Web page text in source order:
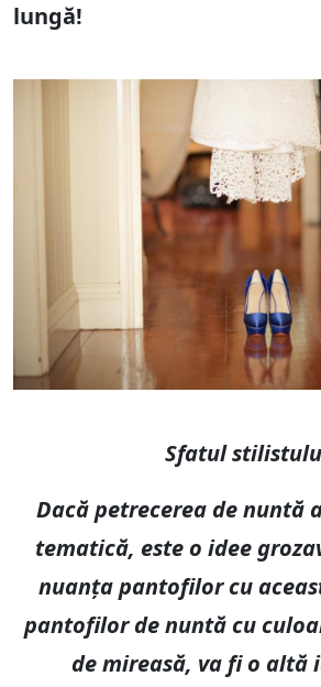
lungă!
Sfatul
Dacă petrecerea de nuntă
tematică, este o idee
nuanța pantofilor cu
pantofilor de nuntă cu
de mireasă, va fi o altă